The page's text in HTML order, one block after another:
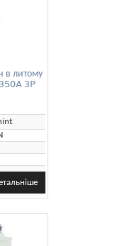
в литому
3P